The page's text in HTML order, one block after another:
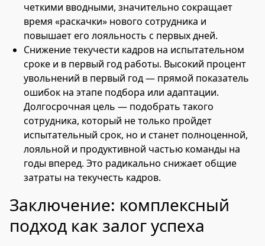
четкими вводными, значительно сокращает
время «раскачки» нового сотрудника и
повышает его лояльность с первых дней.
Снижение текучести кадров на испытательном
сроке и в первый год работы. Высокий процент
увольнений в первый год — прямой показатель
ошибок на этапе подбора или адаптации.
Долгосрочная цель — подобрать такого
сотрудника, который не только пройдет
испытательный срок, но и станет полноценной,
лояльной и продуктивной частью команды на
годы вперед. Это радикально снижает общие
затраты на текучесть кадров.
Заключение: комплексный
подход как залог успеха